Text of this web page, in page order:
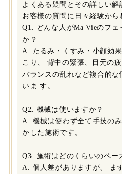
よくある疑問とその詳しい
お客様の質問に日々経験から
Q1. どんな人がMa Vieのフ
か？
A. たるみ・くすみ・小顔効
こり、 背中の緊張、目元の
バランスの乱れなど複合的
いま す。
Q2. 機械は使いますか？
A. 機械は使わず全て手技の
かした施術です。
Q3. 施術はどのくらいのペー
A. 個人差がありますが、 ま